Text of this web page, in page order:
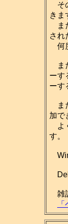
そ
きま
ま
され
何
ま
ーす
ーす
ま
加で
よ
す。
雑